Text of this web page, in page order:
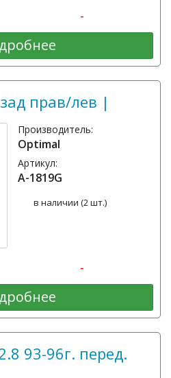
-
прав/лев |
Производитель:
Optimal
Артикул:
A-1819G
в наличии (2 шт.)
-
93-96г. перед.